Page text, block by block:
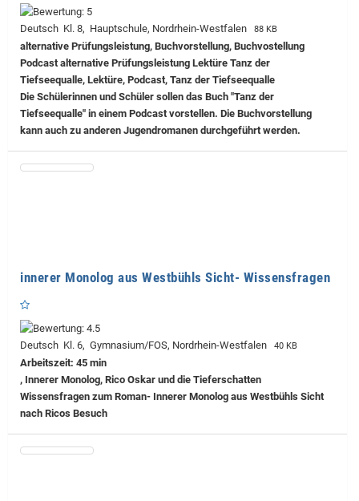
Deutsch Kl. 8, Hauptschule, Nordrhein-Westfalen 88 KB
alternative Prüfungsleistung, Buchvorstellung, Buchvostellung
Podcast alternative Prüfungsleistung Lektüre Tanz der
Tiefseequalle, Lektüre, Podcast, Tanz der Tiefseequalle
Die Schülerinnen und Schüler sollen das Buch "Tanz der
Tiefseequalle" in einem Podcast vorstellen. Die Buchvorstellung
kann auch zu anderen Jugendromanen durchgeführt werden.
innerer Monolog aus Westbühls Sicht- Wissensfragen
Deutsch Kl. 6, Gymnasium/FOS, Nordrhein-Westfalen 40 KB
Arbeitszeit: 45 min
, Innerer Monolog, Rico Oskar und die Tieferschatten
Wissensfragen zum Roman- Innerer Monolog aus Westbühls Sicht
nach Ricos Besuch